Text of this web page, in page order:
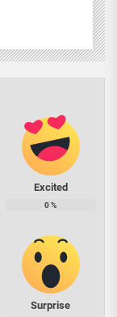
Excited
0%
Surprise